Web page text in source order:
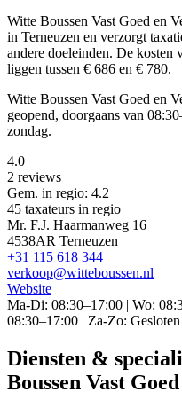
Witte Boussen Vast Goed en
in Terneuzen en verzorgt
andere doeleinden. De
liggen tussen € 686 en € 780.
Witte Boussen Vast Goed en
geopend, doorgaans van
zondag.
4.0
2 reviews
Gem. in regio: 4.2
45 taxateurs in regio
Mr. F.J. Haarmanweg 16
4538AR Terneuzen
+31 115 618 344
verkoop@witteboussen.nl
Website
Ma-Di: 08:30–17:00 | Wo:
08:30–17:00 | Za-Zo: Gesloten
Diensten &
Boussen Vast